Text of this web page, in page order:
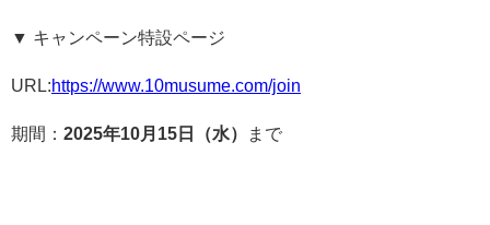
▼ キャンペーン特設ページ
URL:https://www.10musume.com/join
期間： 2025年10月15日（水） まで